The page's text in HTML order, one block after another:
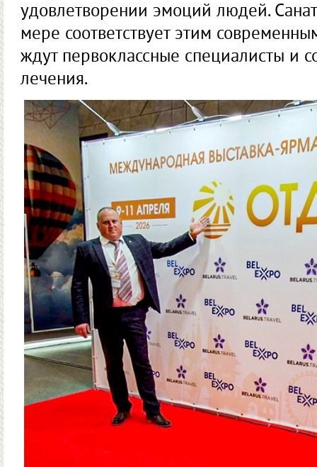
удовлетворении эмоций людей.
мере соответствует этим
ждут первоклассные специалисты и
лечения.